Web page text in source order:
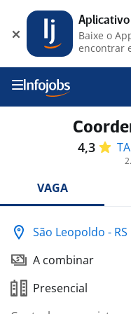
4,3
VAGA
São Leopoldo - RS
A combinar
Presencial
Baixe o
encontrar